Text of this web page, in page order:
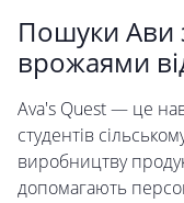
Пошуки Ави
врожаями
Ava's Quest — це
студентів
виробництву
допомагають